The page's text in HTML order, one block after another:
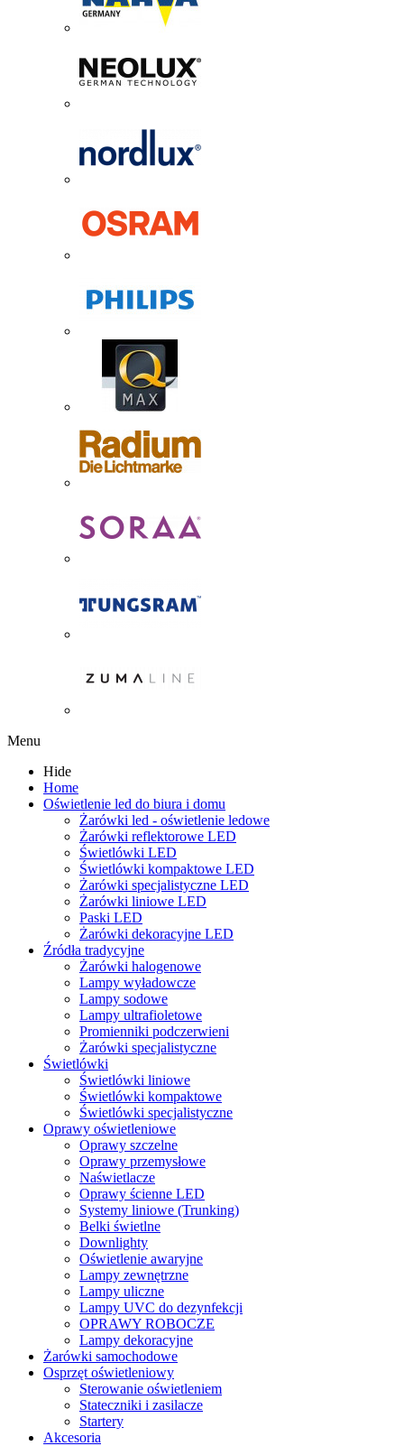
Menu
Hide
Home
Oświetlenie led do biura i domu
Żarówki led - oświetlenie ledowe
Żarówki reflektorowe LED
Świetlówki LED
Świetlówki kompaktowe LED
Żarówki specjalistyczne LED
Żarówki liniowe LED
Paski LED
Żarówki dekoracyjne LED
Źródła tradycyjne
Żarówki halogenowe
Lampy wyładowcze
Lampy sodowe
Lampy ultrafioletowe
Promienniki podczerwieni
Żarówki specjalistyczne
Świetlówki
Świetlówki liniowe
Świetlówki kompaktowe
Świetlówki specjalistyczne
Oprawy oświetleniowe
Oprawy szczelne
Oprawy przemysłowe
Naświetlacze
Oprawy ścienne LED
Systemy liniowe (Trunking)
Belki świetlne
Downlighty
Oświetlenie awaryjne
Lampy zewnętrzne
Lampy uliczne
Lampy UVC do dezynfekcji
OPRAWY ROBOCZE
Lampy dekoracyjne
Żarówki samochodowe
Osprzęt oświetleniowy
Sterowanie oświetleniem
Stateczniki i zasilacze
Startery
Akcesoria